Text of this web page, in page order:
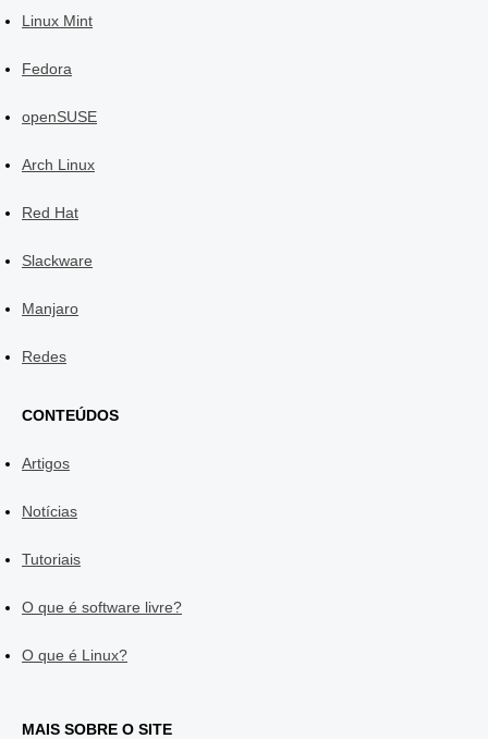
Linux Mint
Fedora
openSUSE
Arch Linux
Red Hat
Slackware
Manjaro
Redes
CONTEÚDOS
Artigos
Notícias
Tutoriais
O que é software livre?
O que é Linux?
MAIS SOBRE O SITE